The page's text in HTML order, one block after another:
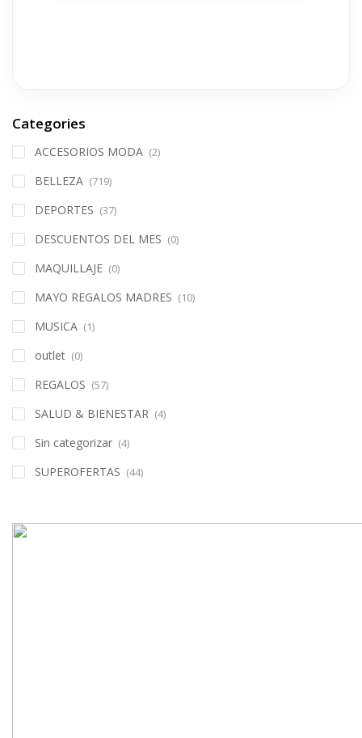
Categories
ACCESORIOS MODA (2)
BELLEZA (719)
DEPORTES (37)
DESCUENTOS DEL MES (0)
MAQUILLAJE (0)
MAYO REGALOS MADRES (10)
MUSICA (1)
outlet (0)
REGALOS (57)
SALUD & BIENESTAR (4)
Sin categorizar (4)
SUPEROFERTAS (44)